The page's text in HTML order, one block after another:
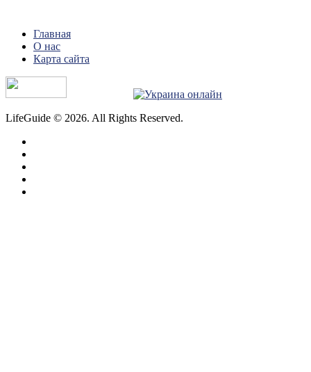
Главная
О нас
Карта сайта
LifeGuide © 2026. All Rights Reserved.